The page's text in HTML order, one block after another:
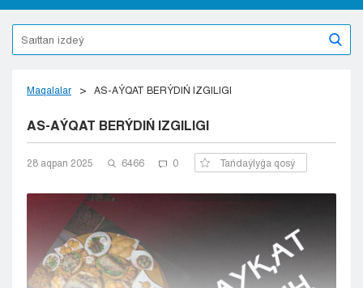
Astana
Almaty
Aktobe
Jezkazgan
Karaganda
Kokshetaý
Pavlodar
Petropavlovsk
Semeı
Taldykorgan
Maqalalar AS-AÝQAT BERÝDIŃ IZGILIGI
AS-AÝQAT BERÝDIŃ IZGILIGI
28 aqpan 2025 6466 0 Tańdaýlyǵa qosý